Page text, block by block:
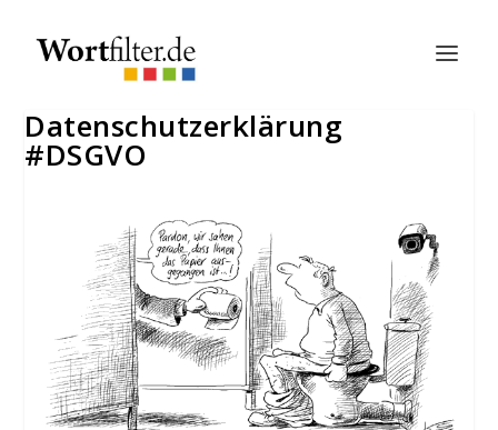
Datenschutzerklärung
#DSGVO